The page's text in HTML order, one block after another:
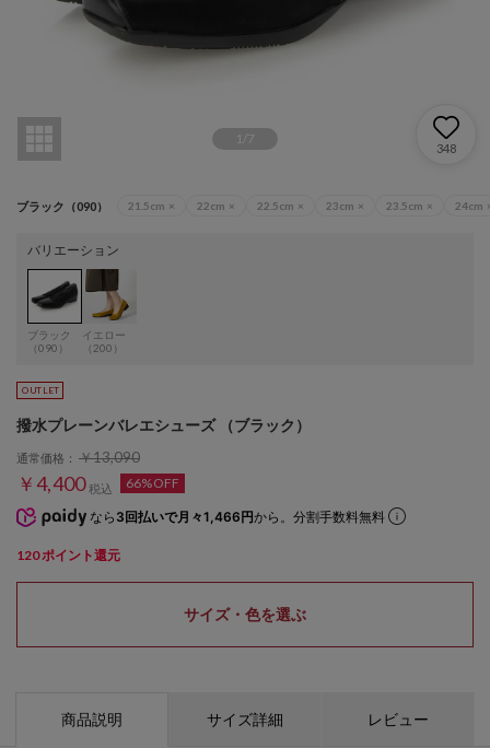
1 7
348
ブラック（090） 21.5cm × 22cm × 22.5cm × 23cm × 23.5cm × 24cm
バリエーション
ブラック
（090）
イエロー
（200）
撥水プレーンバレエシューズ （ブラック）
通常価格： ￥13,090
￥4,400税込 66%OFF
なら 3回払いで月々1,466円から。分割手数料無料
120ポイント還元
サイズ・色を選ぶ
商品説明 サイズ詳細 レビュー